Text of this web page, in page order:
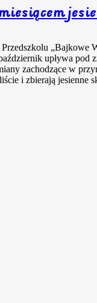
„Bajkowe
upływa pod
zachodzące w
i zbierają jesienne